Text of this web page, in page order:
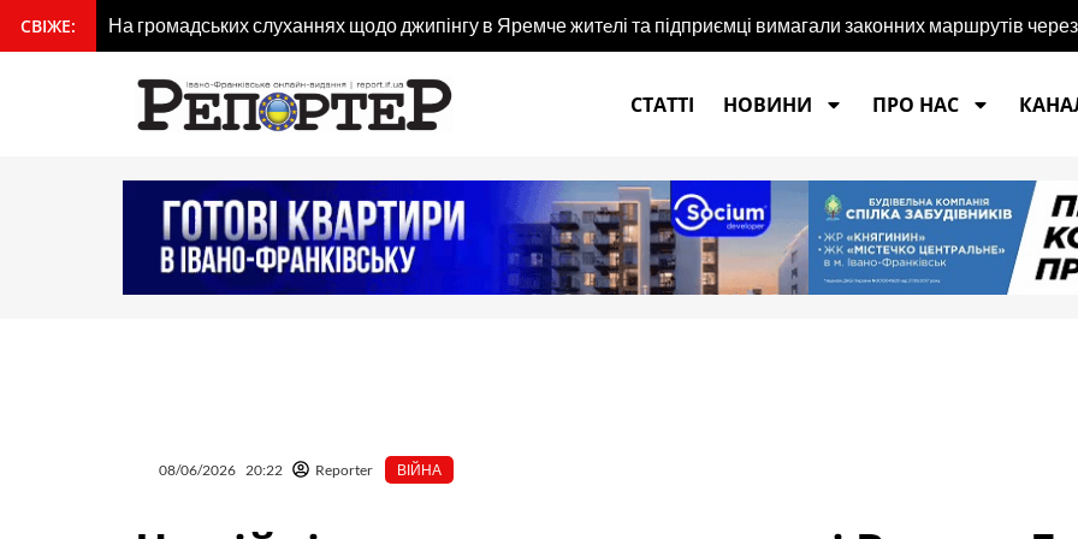
вмісту
СВІЖЕ: На громадських слуханнях щодо джипінгу в Яремче житeлі та підприємці вимагали законних маршрутів
СТАТТІ
НОВИНИ ПРО НАС
08/06/2026 20:22 Reporter ВІЙНА